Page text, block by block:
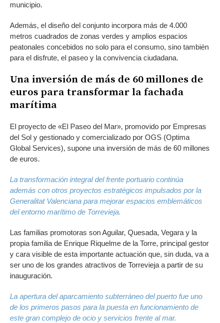
municipio.
Además, el diseño del conjunto incorpora más de 4.000
metros cuadrados de zonas verdes y amplios espacios
peatonales concebidos no solo para el consumo, sino también
para el disfrute, el paseo y la convivencia ciudadana.
Una inversión de más de 60 millones de
euros para transformar la fachada
marítima
El proyecto de «El Paseo del Mar», promovido por Empresas
del Sol y gestionado y comercializado por OGS (Optima
Global Services), supone una inversión de más de 60 millones
de euros.
La transformación integral del frente portuario continúa
además con otros proyectos estratégicos impulsados por la
Generalitat Valenciana para mejorar espacios emblemáticos
del entorno marítimo de Torrevieja.
Las familias promotoras son Aguilar, Quesada, Vegara y la
propia familia de Enrique Riquelme de la Torre, principal gestor
y cara visible de esta importante actuación que, sin duda, va a
ser uno de los grandes atractivos de Torrevieja a partir de su
inauguración.
La apertura del aparcamiento subterráneo del puerto fue uno
de los primeros pasos para la puesta en funcionamiento de
este gran complejo de ocio y servicios frente al mar.